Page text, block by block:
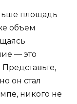
площадь
объем
— это
он стал
никого не